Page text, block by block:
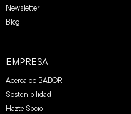
Newsletter
Blog
EMPRESA
Acerca de BABOR
Sostenibilidad
Hazte Socio